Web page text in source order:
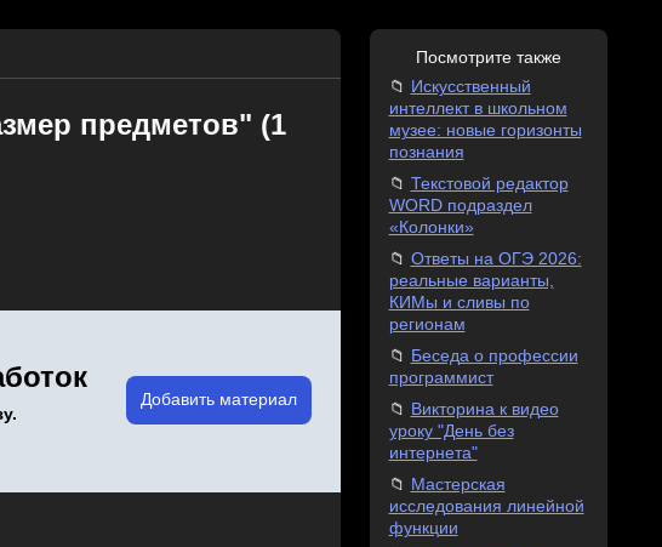
предметов" (1
Добавить материал
Посмотрите также
Искусственный
интеллект в школьном
музее: новые горизонты
познания
Текстовой редактор
WORD подраздел
«Колонки»
Ответы на ОГЭ 2026:
реальные варианты,
КИМы и сливы по
регионам
Беседа о профессии
программист
Викторина к видео
уроку "День без
интернета"
Мастерская
исследования линейной
функции